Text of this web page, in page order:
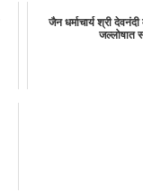
जैन धर्माचार्य श्री
जल्लोषात